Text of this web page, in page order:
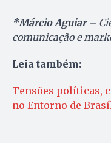
*Márcio Aguiar –
comunicação e
Leia também:
Tensões políticas,
no Entorno de